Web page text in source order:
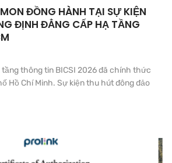
ĐỒNG HÀNH TẠI SỰ KIỆN
ĐỊNH ĐẲNG CẤP HẠ TẦNG
thông tin BICSI 2026 đã chính thức
Hồ Chí Minh. Sự kiện thu hút đông đảo